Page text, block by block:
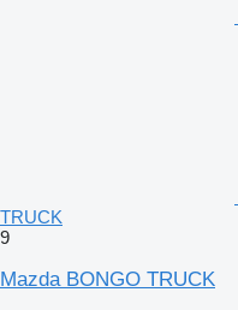
TRUCK
9
Mazda BONGO TRUCK